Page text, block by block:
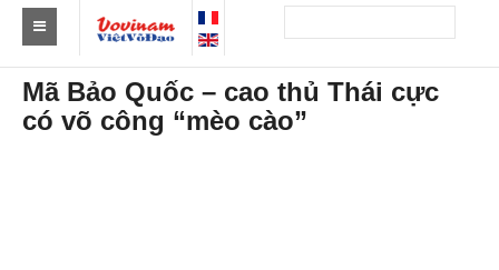
Tìm Clb Vovinam
Châu Á
Mã Bảo Quốc – cao thủ Thái cực
có võ công “mèo cào”